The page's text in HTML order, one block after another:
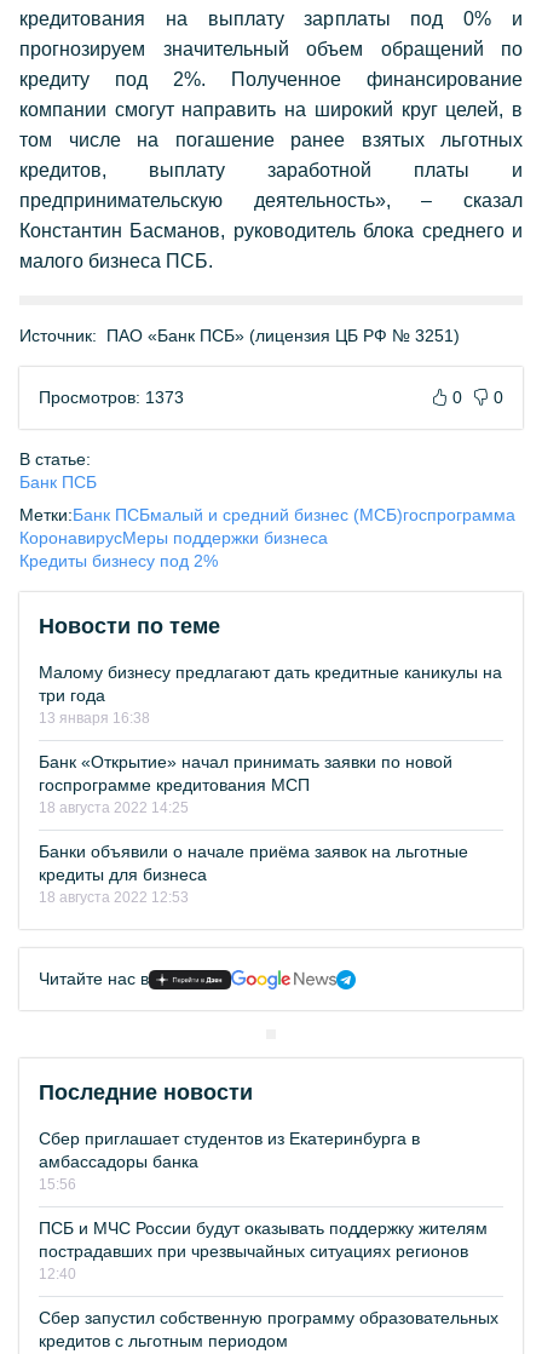
кредитования на выплату зарплаты под 0% и
прогнозируем значительный объем обращений по
кредиту под 2%. Полученное финансирование
компании смогут направить на широкий круг целей, в
том числе на погашение ранее взятых льготных
кредитов, выплату заработной платы и
предпринимательскую деятельность», – сказал
Константин Басманов, руководитель блока среднего и
малого бизнеса ПСБ.
Источник: ПАО «Банк ПСБ» (лицензия ЦБ РФ № 3251)
Просмотров: 1373 0 0
В статье:
Банк ПСБ
Метки:Банк ПСБмалый и средний бизнес (МСБ)госпрограмма
КоронавирусМеры поддержки бизнеса
Кредиты бизнесу под 2%
Новости по теме
Малому бизнесу предлагают дать кредитные каникулы на
три года
13 января 16:38
Банк «Открытие» начал принимать заявки по новой
госпрограмме кредитования МСП
18 августа 2022 14:25
Банки объявили о начале приёма заявок на льготные
кредиты для бизнеса
18 августа 2022 12:53
Читайте нас в
Последние новости
Сбер приглашает студентов из Екатеринбурга в
амбассадоры банка
15:56
ПСБ и МЧС России будут оказывать поддержку жителям
пострадавших при чрезвычайных ситуациях регионов
12:40
Сбер запустил собственную программу образовательных
кредитов с льготным периодом